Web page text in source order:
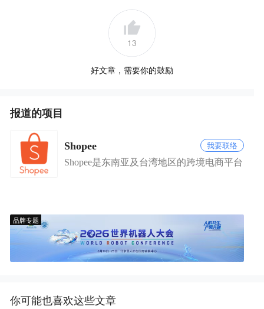
13
好文章，需要你的鼓励
报道的项目
Shopee 我要联络
Shopee是东南亚及台湾地区的跨境电商平台
品牌专题
你可能也喜欢这些文章